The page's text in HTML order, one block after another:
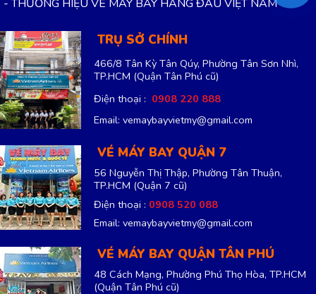
CÔNG TY TNHH DU LỊCH BAY VIỆT MỸ
Thuế:0316692942- TICKET OFFICE VIỆT MỸ
TỔNG CÔNG TY VIỆT MỸ (VIỆT MỸ TRAVEL GROUP CO.LTD)
- THƯƠNG HIỆU VÉ MÁY BAY HÀNG ĐẦU VIỆT NAM
TRỤ SỞ CHÍNH
466/8 Tân Kỳ Tân Qúy, Phường Tân Sơn Nhì,